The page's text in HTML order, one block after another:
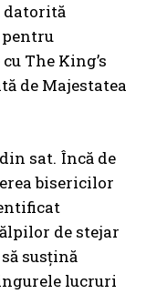
datorită
The King’s
de Majestatea
sat. Încă de
bisericilor
de stejar
susțină
lucruri